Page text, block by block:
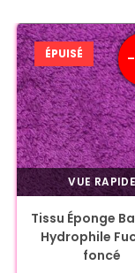
ÉPUISÉ
VUE RAPIDE
Tissu Éponge
Hydrophile
foncé